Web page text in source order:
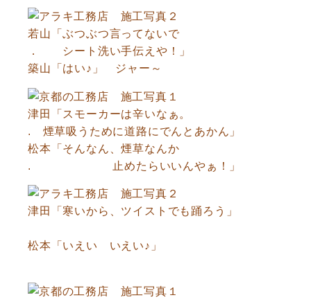
若山「ぶつぶつ言ってないで
． シート洗い手伝えや！」
築山「はい♪」 ジャー～
津田「スモーカーは辛いなぁ。
. 煙草吸うために道路にでんとあかん」
松本「そんなん、煙草なんか
. 止めたらいいんやぁ！」
津田「寒いから、ツイストでも踊ろう」
松本「いえい いえい♪」